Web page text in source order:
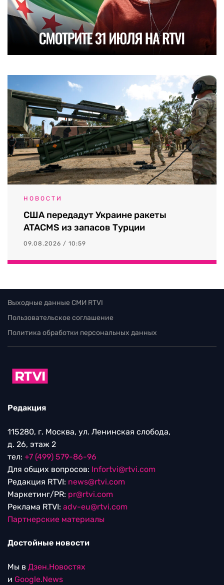
НОВОСТИ
США передадут Украине ракеты
ATACMS из запасов Турции
09.08.2026 / 10:59
Выходные данные СМИ RTVI
Пользовательское соглашение
Политика обработки персональных данных
Редакция
115280, г. Москва, ул. Ленинская слобода,
д. 26, этаж 2
тел: +7 (499) 579-86-96
Для общих вопросов: Infortvi@rtvi.com
Редакция RTVI: news@rtvi.com
Маркетинг/PR: pr@rtvi.com
Реклама RTVI: adv-eu@rtvi.com
Партнерские материалы
Достойные новости
Мы в Дзен.Новостях
и Google.News